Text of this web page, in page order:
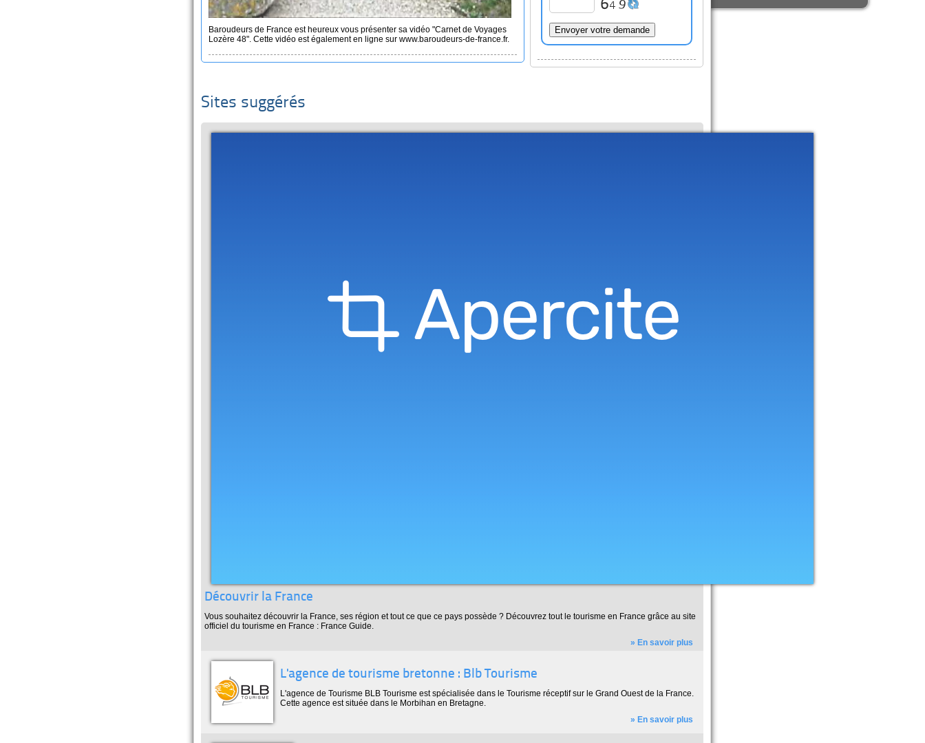
Baroudeurs de France est heureux vous présenter sa vidéo "Carnet de Voyages
Lozère 48". Cette vidéo est également en ligne sur www.baroudeurs-de-france.fr.
Sites suggérés
Découvrir la France
Vous souhaitez découvrir la France, ses région et tout ce que ce pays possède ? Découvrez tout le tourisme en France grâce au site
officiel du tourisme en France : France Guide.
» En savoir plus
L'agence de tourisme bretonne : Blb Tourisme
L'agence de Tourisme BLB Tourisme est spécialisée dans le Tourisme réceptif sur le Grand Ouest de la France.
Cette agence est située dans le Morbihan en Bretagne.
» En savoir plus